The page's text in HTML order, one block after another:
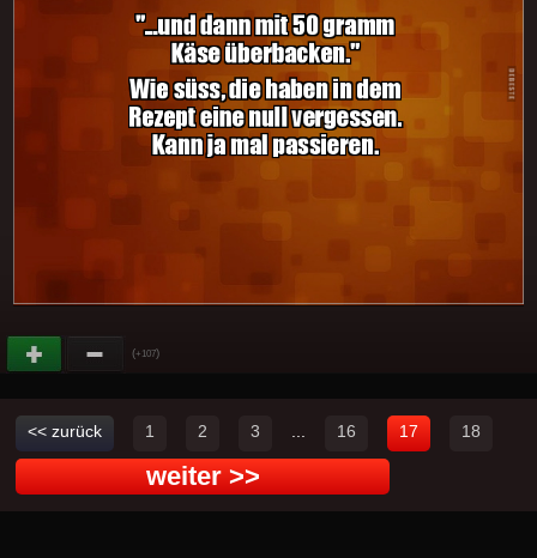
(+107)
<< zurück 1 2 3 16 17 18
weiter >>